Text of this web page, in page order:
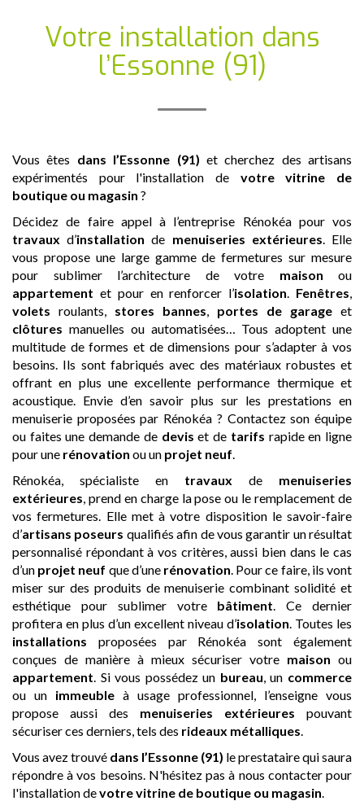
Votre installation dans
l’Essonne (91)
Vous êtes dans l’Essonne (91) et cherchez des artisans
expérimentés pour l'installation de votre vitrine de
boutique ou magasin ?
Décidez de faire appel à l’entreprise Rénokéa pour vos
travaux d’installation de menuiseries extérieures . Elle
vous propose une large gamme de fermetures sur mesure
pour sublimer l’architecture de votre maison ou
appartement et pour en renforcer l’isolation Fenêtres
volets roulants, stores bannes portes de garage et
clôtures manuelles ou automatisées… Tous adoptent une
multitude de formes et de dimensions pour s’adapter à vos
besoins. Ils sont fabriqués avec des matériaux robustes et
offrant en plus une excellente performance thermique et
acoustique. Envie d’en savoir plus sur les prestations en
menuiserie proposées par Rénokéa ? Contactez son équipe
ou faites une demande de devis et de tarifs rapide en ligne
pour une rénovation ou un projet neuf
Rénokéa, spécialiste en travaux de menuiseries
extérieures , prend en charge la pose ou le remplacement de
vos fermetures. Elle met à votre disposition le savoir-faire
d’artisans poseurs qualifiés afin de vous garantir un résultat
personnalisé répondant à vos critères, aussi bien dans le cas
d’un projet neuf que d’une rénovation . Pour ce faire, ils vont
miser sur des produits de menuiserie combinant solidité et
esthétique pour sublimer votre bâtiment . Ce dernier
profitera en plus d’un excellent niveau d’isolation . Toutes les
installations proposées par Rénokéa sont également
conçues de manière à mieux sécuriser votre maison ou
appartement . Si vous possédez un bureau , un commerce
ou un immeuble à usage professionnel, l’enseigne vous
propose aussi des menuiseries extérieures pouvant
sécuriser ces derniers, tels des rideaux métalliques
Vous avez trouvé dans l’Essonne (91) le prestataire qui saura
répondre à vos besoins. N'hésitez pas à nous contacter pour
l'installation devotre vitrine de boutique ou magasin